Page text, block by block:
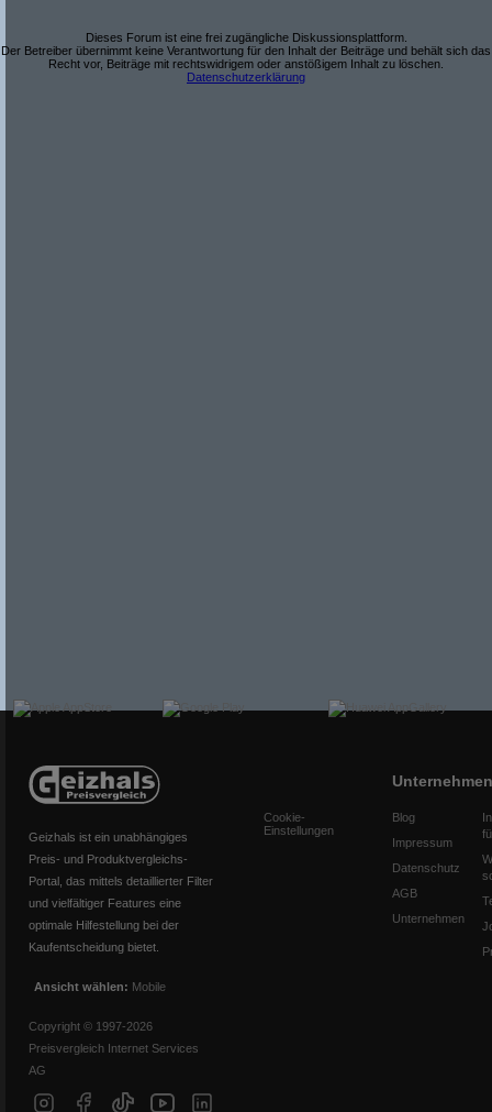
Dieses Forum ist eine frei zugängliche Diskussionsplattform.
Der Betreiber übernimmt keine Verantwortung für den Inhalt der Beiträge und behält sich das
Recht vor, Beiträge mit rechtswidrigem oder anstößigem Inhalt zu löschen.
Datenschutzerklärung
Geizhals ist ein unabhängiges
Preis- und Produktvergleichs-
Portal, das mittels detaillierter Filter
und vielfältiger Features eine
optimale Hilfestellung bei der
Kaufentscheidung bietet.
Ansicht wählen: Mobile
Copyright © 1997-2026
Preisvergleich Internet Services
AG
Cookie-
Einstellungen
Unternehmen
Blog
Impressum
Datenschutz
AGB
Unternehmen